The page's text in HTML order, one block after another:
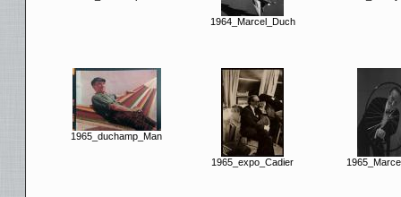
1964_Marcel_Duch
1965_duchamp_Man
1965_expo_Cadier